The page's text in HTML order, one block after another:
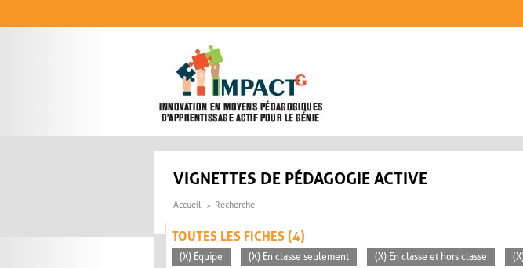
VIGNETTES DE PÉDAGOGIE ACTIVE
Accueil Recherche
TOUTES LES FICHES (4)
(X) Équipe (X) En classe seulement (X) En classe et hors classe